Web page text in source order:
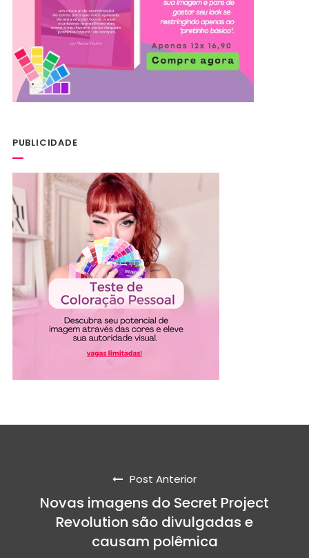
PUBLICIDADE
Post Anterior
Novas imagens do Secret Project
Revolution são divulgadas e
causam polêmica